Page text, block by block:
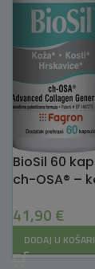
BioSil 60
ch-OSA® –
41,90 €
DODAJ U